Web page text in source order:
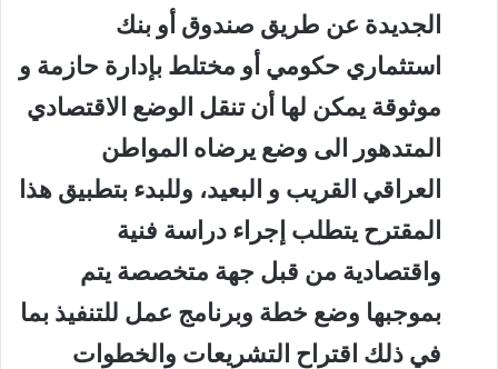
الجديدة عن طريق صندوق أو بنك
استثماري حكومي أو مختلط بإدارة حازمة و
موثوقة يمكن لها أن تنقل الوضع الاقتصادي
المتدهور الى وضع يرضاه المواطن
العراقي القريب و البعيد، وللبدء بتطبيق هذا
المقترح يتطلب إجراء دراسة فنية
واقتصادية من قبل جهة متخصصة يتم
بموجبها وضع خطة وبرنامج عمل للتنفيذ بما
في ذلك اقتراح التشريعات والخطوات